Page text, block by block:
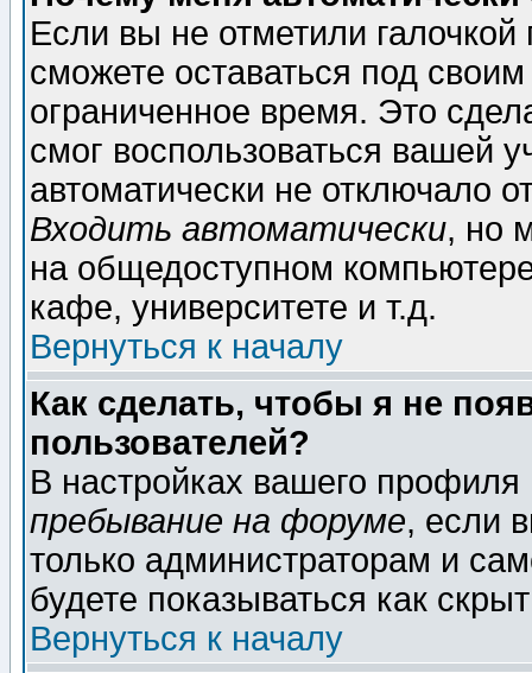
Если вы не отметили галочкой
сможете оставаться под
ограниченное время. Это
смог воспользоваться вашей
автоматически не отключало
Входить автоматически, но
на общедоступном
кафе, университете и т.д.
Вернуться к началу
Как сделать, чтобы я не
пользователей?
В настройках вашего
пребывание на форуме, если
только администраторам и
будете показываться как
Вернуться к началу